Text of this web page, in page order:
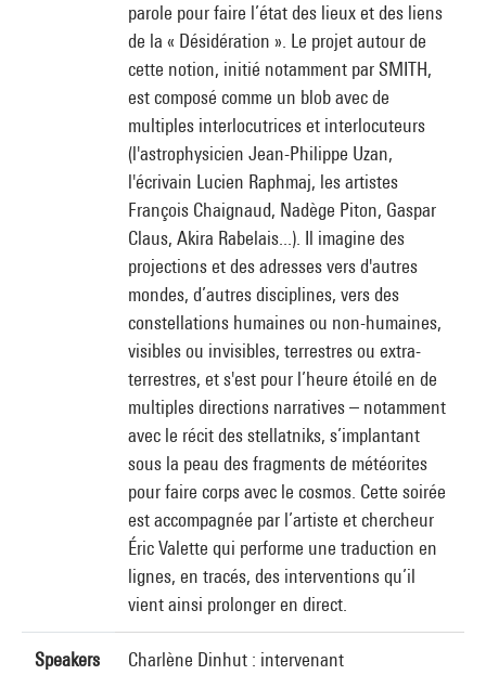
parole pour faire l’état des lieux et des liens
de la « Désidération ». Le projet autour de
cette notion, initié notamment par SMITH,
est composé comme un blob avec de
multiples interlocutrices et interlocuteurs
(l'astrophysicien Jean-Philippe Uzan,
l'écrivain Lucien Raphmaj, les artistes
François Chaignaud, Nadège Piton, Gaspar
Claus, Akira Rabelais...). Il imagine des
projections et des adresses vers d'autres
mondes, d’autres disciplines, vers des
constellations humaines ou non-humaines,
visibles ou invisibles, terrestres ou extra-
terrestres, et s'est pour l’heure étoilé en de
multiples directions narratives – notamment
avec le récit des stellatniks, s’implantant
sous la peau des fragments de météorites
pour faire corps avec le cosmos. Cette soirée
est accompagnée par l’artiste et chercheur
Éric Valette qui performe une traduction en
lignes, en tracés, des interventions qu’il
vient ainsi prolonger en direct.
Speakers
Charlène Dinhut : intervenant